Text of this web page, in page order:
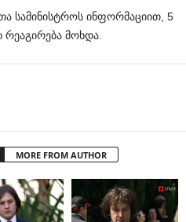
სამინისტროს ინფორმაციით, 5
რეაგირება მოხდა.
MORE FROM AUTHOR